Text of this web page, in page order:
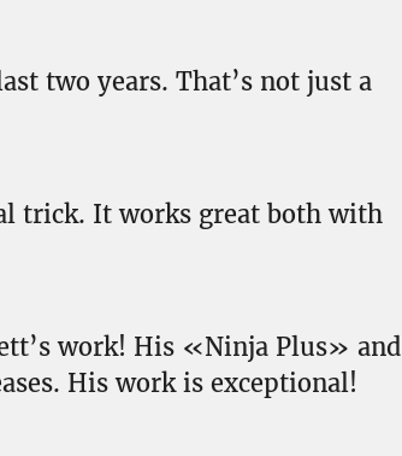
two years. That’s not just a
trick. It works great both with
work! His «Ninja Plus» and
His work is exceptional!